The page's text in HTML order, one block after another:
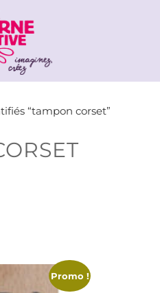
“tampon corset”
Promo !